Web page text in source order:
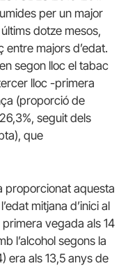
per un major
dotze mesos,
entre majors d’edat.
segon lloc el tabac
lloc -primera
(proporció de
seguit dels
que
proporcionat aquesta
mitjana d’inici al
vegada als 14
l’alcohol segons la
era als 13,5 anys de